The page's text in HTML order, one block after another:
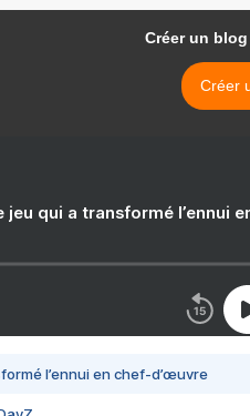
Créer un
Créer
jeu qui a transformé l’ennui
l’ennui en chef-d’œuvre